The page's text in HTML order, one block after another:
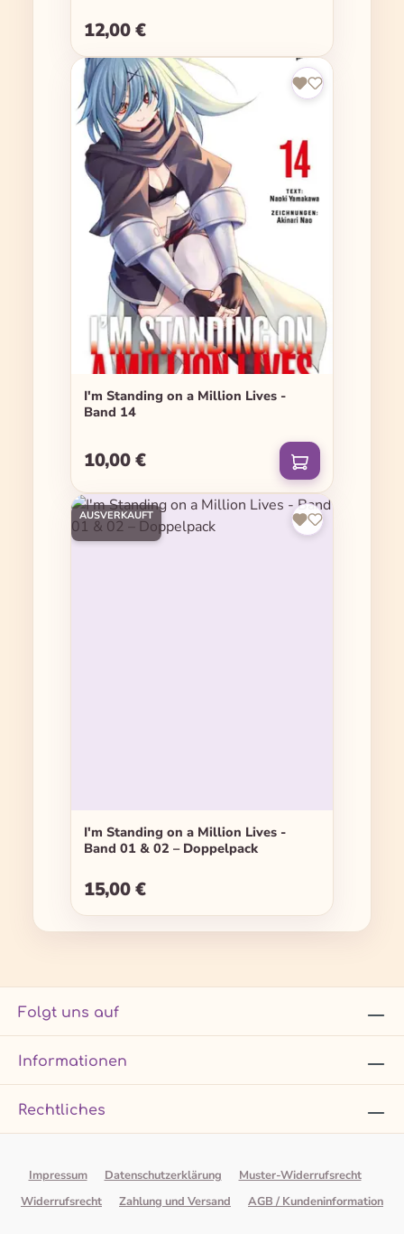
Regulärer Preis:
12,00 €
I'm Standing on a Million Lives -
Band 14
Regulärer Preis:
10,00 €
AUSVERKAUFT
I'm Standing on a Million Lives -
Band 01 & 02 – Doppelpack
Regulärer Preis:
15,00 €
Folgt uns auf
Informationen
Rechtliches
Impressum Datenschutzerklärung
Muster-Widerrufsrecht
Widerrufsrecht
Zahlung und Versand AGB / Kundeninformation